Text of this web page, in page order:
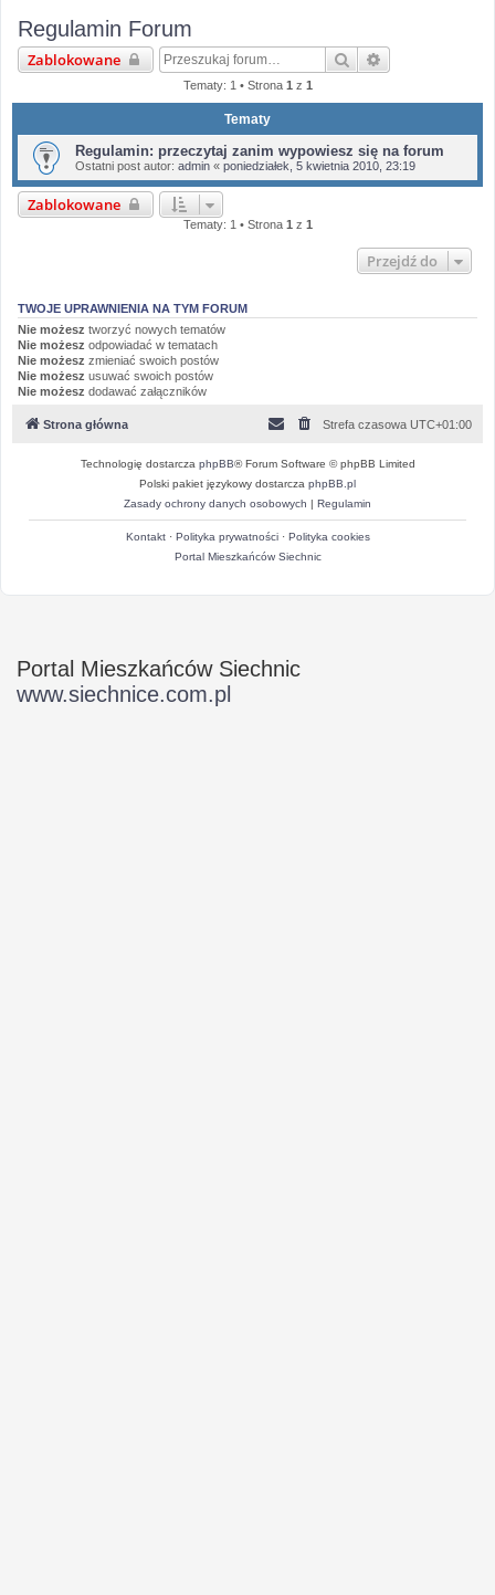
Regulamin Forum
Zablokowane Szukaj
Tematy: 1 • Strona 1 z 1
Tematy
Regulamin: przeczytaj zanim wypowiesz się na forum
Ostatni post autor: admin « poniedziałek, 5 kwietnia 2010, 23:19
Zablokowane
Tematy: 1 • Strona 1 z 1
Przejdź do
TWOJE UPRAWNIENIA NA TYM FORUM
Nie możesz tworzyć nowych tematów
Nie możesz odpowiadać w tematach
Nie możesz zmieniać swoich postów
Nie możesz usuwać swoich postów
Nie możesz dodawać załączników
Strona główna Strefa czasowa UTC+01:00
Technologię dostarcza phpBB® Forum Software © phpBB Limited
Polski pakiet językowy dostarcza phpBB.pl
Zasady ochrony danych osobowych | Regulamin
Kontakt· Polityka prywatności· Polityka cookies
Portal Mieszkańców Siechnic
Portal Mieszkańców Siechnic
www.siechnice.com.pl